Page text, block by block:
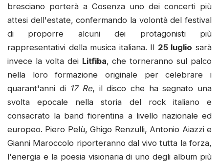
bresciano porterà a Cosenza uno dei concerti più
attesi dell'estate, confermando la volontà del festival
di proporre alcuni dei protagonisti più
rappresentativi della musica italiana. Il 25 luglio sarà
invece la volta dei Litfiba, che torneranno sul palco
nella loro formazione originale per celebrare i
quarant'anni di 17 Re, il disco che ha segnato una
svolta epocale nella storia del rock italiano e
consacrato la band fiorentina a livello nazionale ed
europeo. Piero Pelù, Ghigo Renzulli, Antonio Aiazzi e
Gianni Maroccolo riporteranno dal vivo tutta la forza,
l'energia e la poesia visionaria di uno degli album più